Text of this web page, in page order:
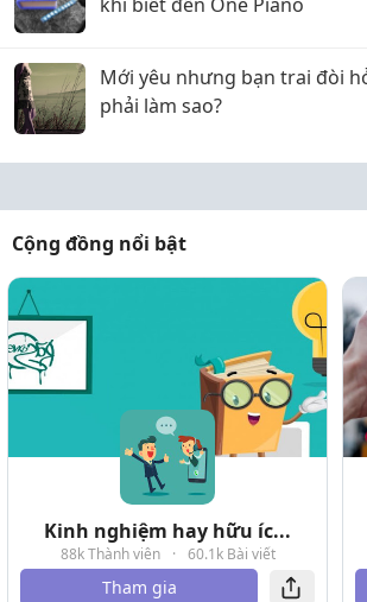
Mới yêu nhưng bạn trai đòi
phải làm sao?
Cộng đồng nổi bật
Kinh nghiệm hay hữu íc...
88k Thành viên · 60.1k Bài viết
Tham gia